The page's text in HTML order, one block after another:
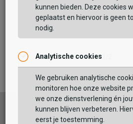
Facebook
kunnen bieden. Deze cookies
geplaatst en hiervoor is geen
nodig.
Analytische cookies
We gebruiken analytische
monitoren hoe onze website
we onze dienstverlening én
kunnen blijven verbeteren.
eerst je toestemming.